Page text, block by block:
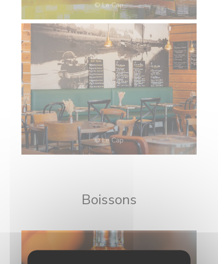
© Le Cap
© Le Cap
Boissons